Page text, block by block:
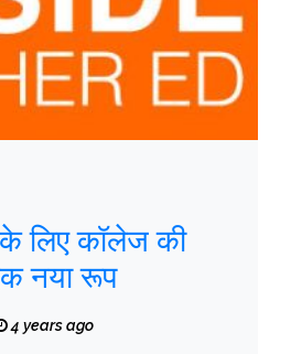
के लिए कॉलेज की
नया रूप
4 years ago